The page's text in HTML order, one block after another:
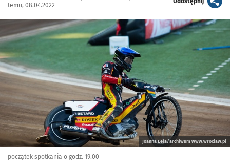
temu, 08.04.2022
Kliknij, aby powiększyć
Joanna Leja/archiwum www.wroclaw.pl
początek spotkania o godz. 19.00